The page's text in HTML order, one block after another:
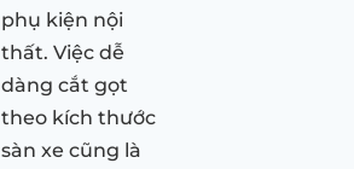
phụ kiện nội
thất. Việc dễ
dàng cắt gọt
theo kích thước
sàn xe cũng là